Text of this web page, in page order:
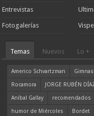
Entrevistas
Fotogalerías
Temas Nuevos Lo +
Americo Schvartzman
Rocamora
JORGE RUBÉN
Aníbal Gallay
recomendados
humor de Miércoles
Bordet